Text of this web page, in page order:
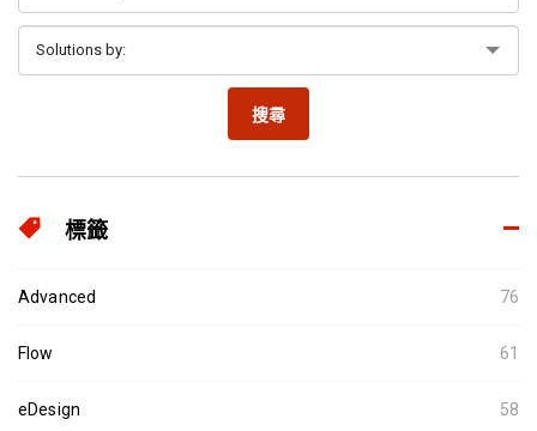
搜尋
標籤
Advanced 76
Flow 61
eDesign 58